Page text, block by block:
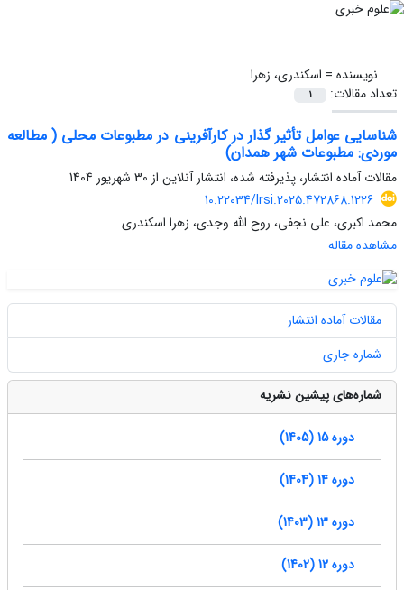
نویسنده = اسکندری، زهرا
تعداد مقالات:
1
شناسایی عوامل تأثیر گذار در کارآفرینی در مطبوعات محلی ( مطالعه
موردی: مطبوعات شهر همدان)
مقالات آماده انتشار، پذیرفته شده، انتشار آنلاین از 30 شهریور 1404
10.22034/lrsi.2025.472868.1226
محمد اکبری، علی نجفی، روح الله وجدی، زهرا اسکندری
مشاهده مقاله
مقالات آماده انتشار
شماره جاری
شماره‌های پیشین نشریه
دوره 15 (1405)
دوره 14 (1404)
دوره 13 (1403)
دوره 12 (1402)